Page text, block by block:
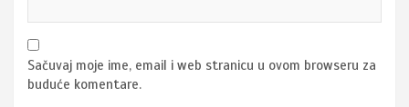
Sačuvaj moje ime, email i web stranicu u ovom browseru za
buduće komentare.